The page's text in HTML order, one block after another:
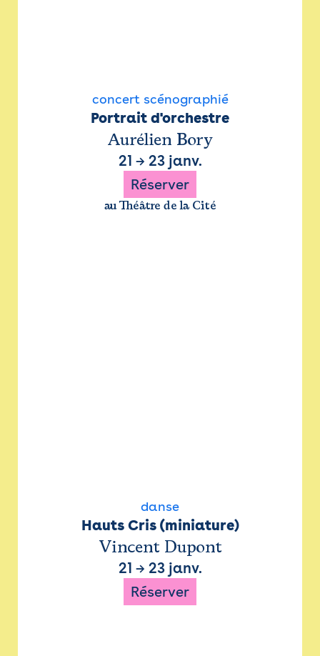
concert scénographié
Portrait d'orchestre
Aurélien Bory
21 → 23 janv.
Réserver
au Théâtre de la Cité
danse
Hauts Cris (miniature)
Vincent Dupont
21 → 23 janv.
Réserver